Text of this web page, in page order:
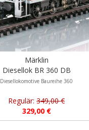
Märklin
Diesellok BR 360 DB
Diesellokomotive Baureihe 360
Regulär: 349,00 €
329,00 €